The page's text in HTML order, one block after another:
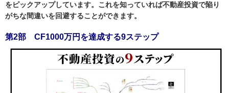
をピックアップしています。これを知っていれば不動産投資で陥り
がちな間違いを回避することができます。
第2部 CF1000万円を達成する9ステップ